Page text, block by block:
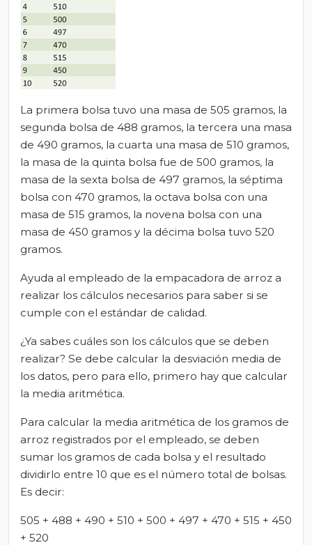
La primera bolsa tuvo una masa de 505 gramos, la
segunda bolsa de 488 gramos, la tercera una masa
de 490 gramos, la cuarta una masa de 510 gramos,
la masa de la quinta bolsa fue de 500 gramos, la
masa de la sexta bolsa de 497 gramos, la séptima
bolsa con 470 gramos, la octava bolsa con una
masa de 515 gramos, la novena bolsa con una
masa de 450 gramos y la décima bolsa tuvo 520
gramos.
Ayuda al empleado de la empacadora de arroz a
realizar los cálculos necesarios para saber si se
cumple con el estándar de calidad.
¿Ya sabes cuáles son los cálculos que se deben
realizar? Se debe calcular la desviación media de
los datos, pero para ello, primero hay que calcular
la media aritmética.
Para calcular la media aritmética de los gramos de
arroz registrados por el empleado, se deben
sumar los gramos de cada bolsa y el resultado
dividirlo entre 10 que es el número total de bolsas.
Es decir:
505 + 488 + 490 + 510 + 500 + 497 + 470 + 515 + 450
+ 520